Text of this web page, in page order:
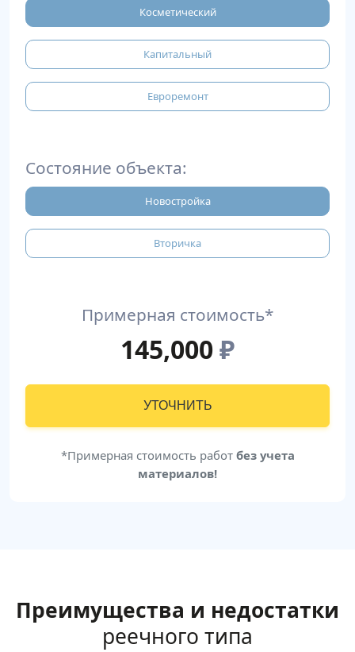
Косметический
Капитальный
Евроремонт
Состояние объекта:
Новостройка
Вторичка
Примерная стоимость*
145,000₽
УТОЧНИТЬ
*Примерная стоимость работ без учета
материалов!
Преимущества и недостатки
реечного типа